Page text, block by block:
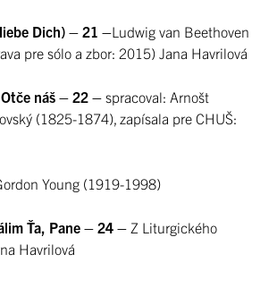
Dich) – 21 –Ludwig van Beethoven
pre sólo a zbor: 2015) Jana Havrilová
náš – 22 – spracoval: Arnošt
(1825-1874), zapísala pre CHUŠ:
Young (1919-1998)
Ťa, Pane – 24 – Z Liturgického
Havrilová